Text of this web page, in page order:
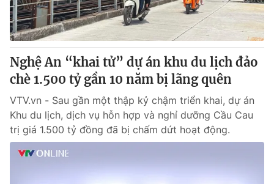
VTV4 Vươn mình bằng AI
VTV9 VTV8
Liên hệ tòa soạn English
THỜI BÁO VTV
Nghệ An “khai tử” dự án khu du lịch đảo
chè 1.500 tỷ gần 10 năm bị lãng quên
VTV.vn - Sau gần một thập kỷ chậm triển khai, dự án
Khu du lịch, dịch vụ hỗn hợp và nghỉ dưỡng Cầu Cau
trị giá 1.500 tỷ đồng đã bị chấm dứt hoạt động.